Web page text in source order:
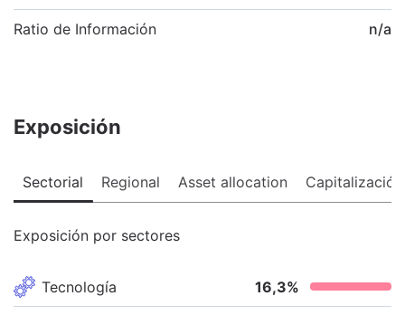
Ratio de Información n/a
Exposición
Sectorial Regional Asset allocation Capitalización
Exposición por sectores
Tecnología 16,3%